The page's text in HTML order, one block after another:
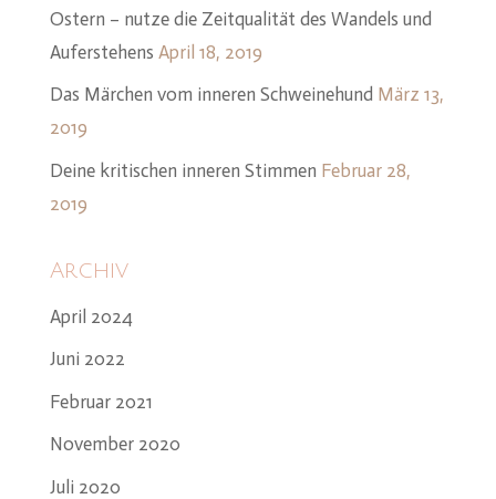
Ostern – nutze die Zeitqualität des Wandels und
Auferstehens April 18, 2019
Das Märchen vom inneren Schweinehund März 13,
2019
Deine kritischen inneren Stimmen Februar 28,
2019
Archiv
April 2024
Juni 2022
Februar 2021
November 2020
Juli 2020